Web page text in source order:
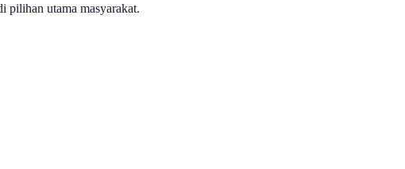
pilihan utama masyarakat.